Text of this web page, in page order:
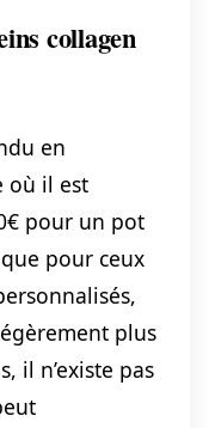
collagen
en
où il est
pour un pot
pour ceux
plus
il n’existe pas